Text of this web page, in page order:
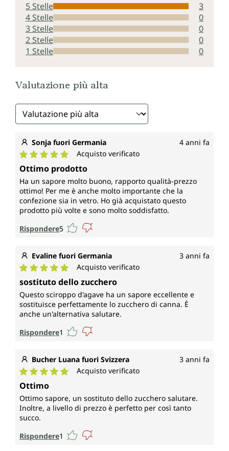
5 Stelle
3
4 Stelle
0
3 Stelle
0
2 Stelle
0
1 Stelle
0
Valutazione più alta
Sonja fuori Germania 4 anni fa
Valutazione media di 5 su 5 stelle
Acquisto verificato
Ottimo prodotto
Ha un sapore molto buono, rapporto qualità-prezzo
ottimo! Per me è anche molto importante che la
confezione sia in vetro. Ho già acquistato questo
prodotto più volte e sono molto soddisfatto.
Rispondere5
Evaline fuori Germania 3 anni fa
Valutazione media di 5 su 5 stelle
Acquisto verificato
sostituto dello zucchero
Questo sciroppo d'agave ha un sapore eccellente e
sostituisce perfettamente lo zucchero di canna. È
anche un'alternativa salutare.
Rispondere1
Bucher Luana fuori Svizzera 3 anni fa
Valutazione media di 5 su 5 stelle
Acquisto verificato
Ottimo
Ottimo sapore, un sostituto dello zucchero salutare.
Inoltre, a livello di prezzo è perfetto per così tanto
succo.
Rispondere1